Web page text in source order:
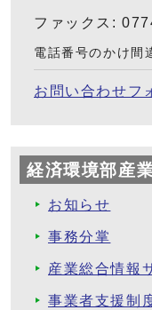
ファックス:
電話番号のかけ間
お問い合わせフ
経済環境部産
お知らせ
事務分掌
産業総合情報
事業者支援制